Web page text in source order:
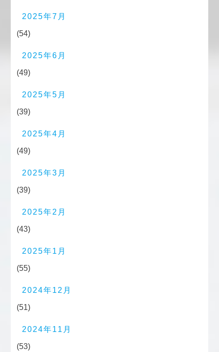
2025年7月
(54)
2025年6月
(49)
2025年5月
(39)
2025年4月
(49)
2025年3月
(39)
2025年2月
(43)
2025年1月
(55)
2024年12月
(51)
2024年11月
(53)